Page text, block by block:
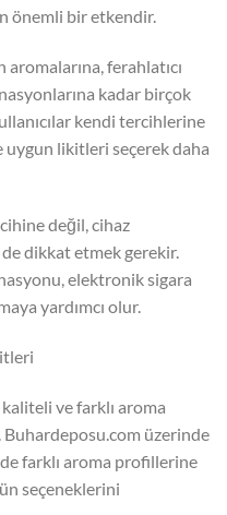
önemli bir etkendir.
ferahlatıcı
kadar birçok
kendi tercihlerine
uygun likitleri seçerek daha
değil, cihaz
dikkat etmek gerekir.
elektronik sigara
yardımcı olur.
ve farklı aroma
üzerinde
farklı aroma profillerine
seçeneklerini